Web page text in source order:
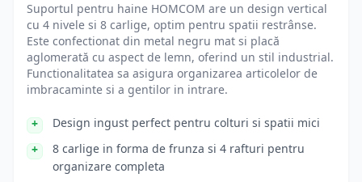
Suportul pentru haine HOMCOM are un design vertical
cu 4 nivele si 8 carlige, optim pentru spatii restrânse.
Este confectionat din metal negru mat si placă
aglomerată cu aspect de lemn, oferind un stil industrial.
Functionalitatea sa asigura organizarea articolelor de
imbracaminte si a gentilor in intrare.
Design ingust perfect pentru colturi si spatii mici
8 carlige in forma de frunza si 4 rafturi pentru
organizare completa